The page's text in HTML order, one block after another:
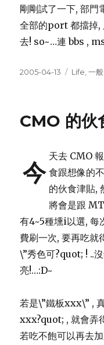
剛剛試了一下, 部
全部的port 都擋掉
去! so~…連 bbs ,
Posted
2005-04-13 Life ,一般
CMO 的伙
今
天去 CMO
食跟想像的
的伙食津貼,
將會是跟
有4~5種壎i以選, 每
費刷一次, 要再吃就
\”秀色可?quot; ! ..
亮!…:D~
若是\”鐵板xxx\” ,
xxx?quot; , 就會弄
若吃不飽可以再去